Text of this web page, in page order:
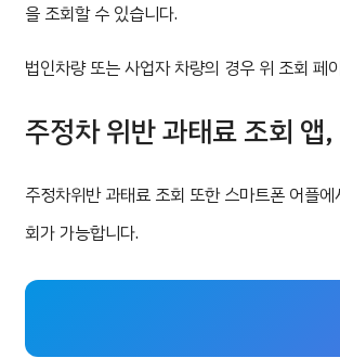
을 조회할 수 있습니다.
법인차량 또는 사업자 차량의 경우 위 조회 페
주정차 위반 과태료 조회 앱
주정차위반 과태료 조회 또한 스마트폰 어플
회가 가능합니다.